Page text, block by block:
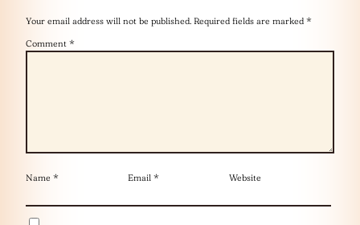
Your email address will not be published. Required fields are marked *
Comment *
Name * Email * Website